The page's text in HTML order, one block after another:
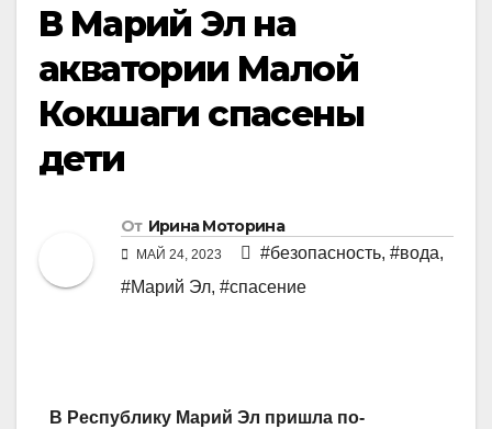
В Марий Эл на
акватории Малой
Кокшаги спасены
дети
От Ирина Моторина
МАЙ 24, 2023 #безопасность, #вода,
#Марий Эл, #спасение
В Республику Марий Эл пришла по-